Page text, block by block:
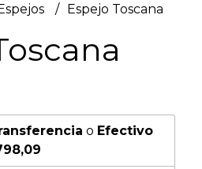
Espejo Toscana
o Efectivo